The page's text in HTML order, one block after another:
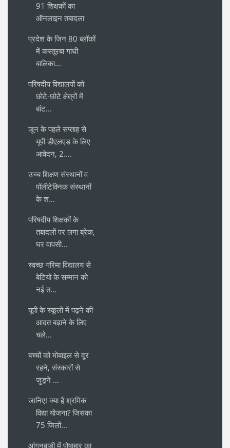
91 शिक्षकों का
ऑनलाइन तबादला
प्रदेश के जिन 80 ब्लॉकों
में कस्तूरबा गांधी
बालिका...
परिषदीय विद्यालयों को
छोटे-छोटे क्षेत्रों में
बांट...
जून के पहले सप्ताह से
यूपी डीएलएड के लिए
आवेदन, 2....
उच्च शिक्षण संस्थानों व
पॉलीटेक्निक संस्थानों
के श...
परिषदीय शिक्षकों के
तबादलों पर लगा ब्रेक,
घर वापसी...
स्वच्छ गरिमा विद्यालय से
बेटियों के सम्मान को
नई त...
यूपी के स्कूलों में पढ़ने की
आदत बढ़ाने के लिए
चले...
बच्चों को मोबाइल से दूर
रहने, संस्कारों से
जुड़ने ...
जानिए! क्या है श्रमिक
विद्या योजना? जिसका
75 जिलों...
आंगनबाड़ी में पोषाहार का